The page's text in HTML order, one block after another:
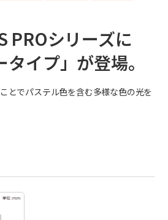
PROシリーズに
タイプ」が登場。
とでパステル色を含む多様な色の光を